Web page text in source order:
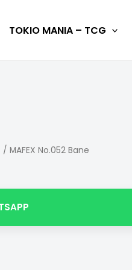
TOKIO MANIA – TCG
/ MAFEX No.052 Bane